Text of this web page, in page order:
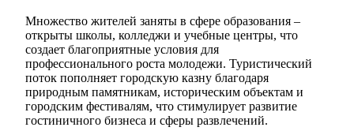
Множество жителей заняты в сфере образования –
открыты школы, колледжи и учебные центры, что
создает благоприятные условия для
профессионального роста молодежи. Туристический
поток пополняет городскую казну благодаря
природным памятникам, историческим объектам и
городским фестивалям, что стимулирует развитие
гостиничного бизнеса и сферы развлечений.